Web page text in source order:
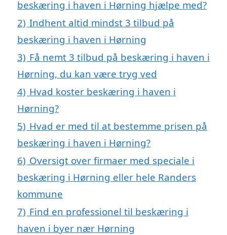
beskæring i haven i Hørning hjælpe med?
2) Indhent altid mindst 3 tilbud på
beskæring i haven i Hørning
3) Få nemt 3 tilbud på beskæring i haven i
Hørning, du kan være tryg ved
4) Hvad koster beskæring i haven i
Hørning?
5) Hvad er med til at bestemme prisen på
beskæring i haven i Hørning?
6) Oversigt over firmaer med speciale i
beskæring i Hørning eller hele Randers
kommune
7) Find en professionel til beskæring i
haven i byer nær Hørning